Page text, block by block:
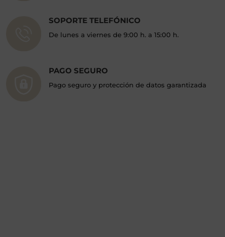
SOPORTE TELEFÓNICO
De lunes a viernes de 9:00 h. a 15:00 h.
PAGO SEGURO
Pago seguro y protección de datos garantizada